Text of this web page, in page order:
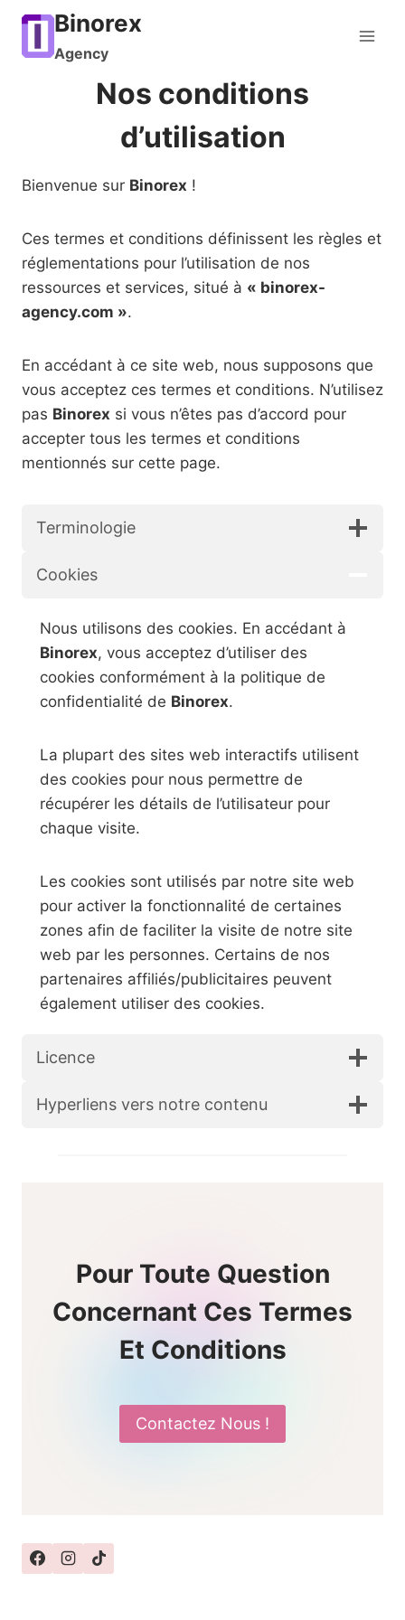
Aller
contenu
Binorex
Agency
Nos conditions
d’utilisation
Bienvenue sur Binorex !
Ces termes et conditions définissent les règles et
réglementations pour l’utilisation de nos
ressources et services, situé à « binorex-
agency.com ».
En accédant à ce site web, nous supposons que
vous acceptez ces termes et conditions. N’utilisez
pas Binorex si vous n’êtes pas d’accord pour
accepter tous les termes et conditions
mentionnés sur cette page.
Terminologie
Cookies
Nous utilisons des cookies. En accédant à
Binorex, vous acceptez d’utiliser des
cookies conformément à la politique de
confidentialité de Binorex.
La plupart des sites web interactifs utilisent
des cookies pour nous permettre de
récupérer les détails de l’utilisateur pour
chaque visite.
Les cookies sont utilisés par notre site web
pour activer la fonctionnalité de certaines
zones afin de faciliter la visite de notre site
web par les personnes. Certains de nos
partenaires affiliés/publicitaires peuvent
également utiliser des cookies.
Licence
Hyperliens vers notre contenu
Pour Toute Question
Concernant Ces Termes
Et Conditions
Contactez Nous !